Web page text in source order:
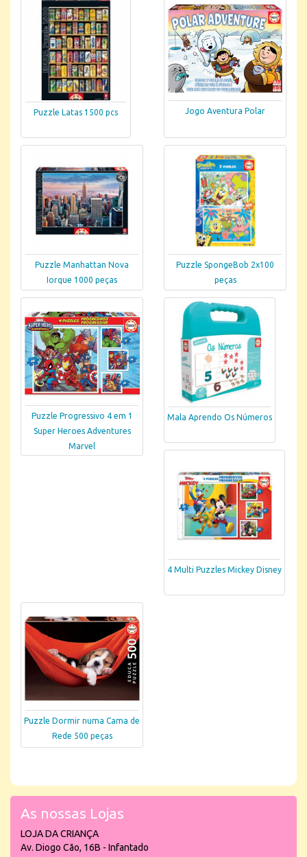
Puzzle Latas 1500 pcs Jogo Aventura Polar
Puzzle Manhattan Nova
Iorque 1000 peças
Puzzle SpongeBob 2x100
peças
Puzzle Progressivo 4 em 1
Super Heroes Adventures
Marvel
Mala Aprendo Os Números
4 Multi Puzzles Mickey Disney
Puzzle Dormir numa Cama de
Rede 500 peças
As nossas Lojas
LOJA DA CRIANÇA
Av. Diogo Cão, 16B - Infantado